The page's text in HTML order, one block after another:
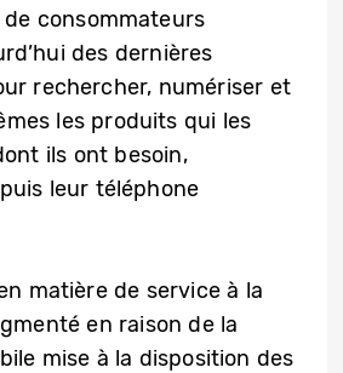
consommateurs
des dernières
rechercher, numériser et
les produits qui les
ils ont besoin,
leur téléphone
matière de service à la
en raison de la
mise à la disposition des